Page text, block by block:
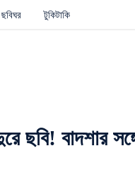
ছবিঘর টুকিটাকি
বাদশার